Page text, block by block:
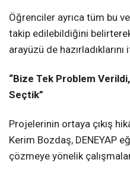
Öğrenciler ayrıca tüm bu
takip edilebildiğini
arayüzü de
“Bize Tek Problem
Seçtik”
Projelerinin ortaya çıkış
Kerim Bozdaş, DENEYAP
çözmeye yönelik